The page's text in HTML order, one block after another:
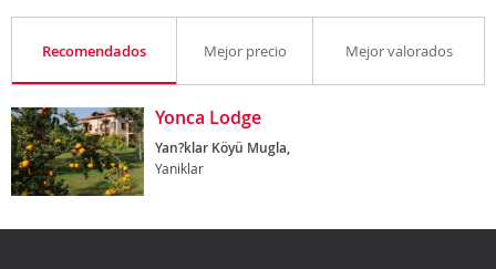
Recomendados Mejor precio Mejor valorados
Yonca Lodge
Yan?klar Köyü Mugla,
Yaniklar